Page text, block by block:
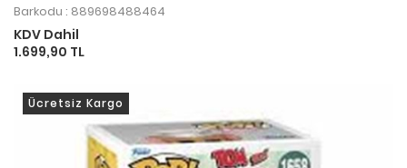
Barkodu : 889698488464
KDV Dahil
1.699,90 TL
Ücretsiz Kargo